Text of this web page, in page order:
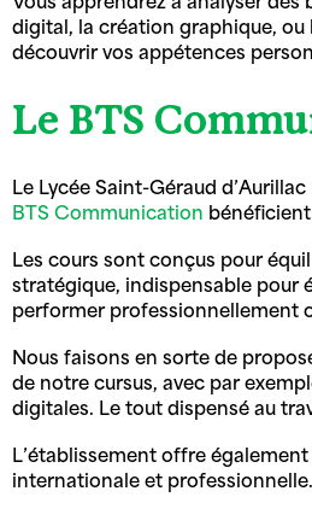
digital, la création graphique, ou
découvrir vos appétences
Le BTS
Le Lycée Saint-Géraud
BTS Communication
Les cours sont conçus pour
stratégique, indispensable pour
performer professionnellement
Nous faisons en sorte de
de notre cursus, avec par
digitales. Le tout dispensé au
L’établissement offre
internationale et professionnelle.